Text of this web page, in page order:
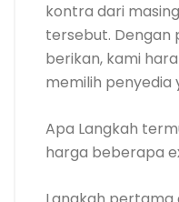
kontra dari
tersebut. Dengan
berikan, kami
memilih penyedia
Apa Langkah
harga beberapa